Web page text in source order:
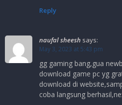
Reply
naufal sheesh says:
May 3, 2023 at 5:43 pm
gg gaming bang,gua
download game pc yg
download di
coba langsung